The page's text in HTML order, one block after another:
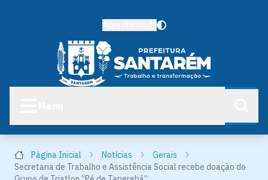
Página Inicial Notícias
Gerais
Secretaria de Trabalho e Assistência Social recebe doação do